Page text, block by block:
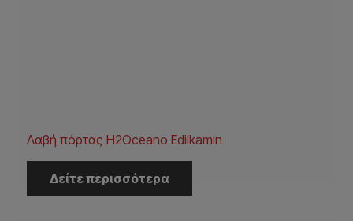
Λαβή πόρτας H2Oceano Edilkamin
Δείτε περισσότερα